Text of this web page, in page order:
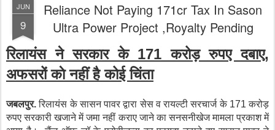
JUN
9
Reliance Not Paying 171cr Tax In Sason
Ultra Power Project ,Royalty Pending
रिलायंस ने सरकार के 171 करोड़ रुपए दबाए,
अफसरों काे नहीं है कोई चिंता
जबलपुर.रिलायंस के सासन पावर द्वारा सेस व रायल्टी सरचार्ज के 171 करोड़
रुपए सरकारी खजाने में जमा नहीं कराए जाने का सनसनीखेज मामला प्रकाश में